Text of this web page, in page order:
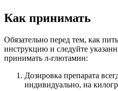
Как принимать
Обязательно перед тем, как
инструкцию и следуйте
принимать л-глютамин:
Дозировка препарата
индивидуально, на